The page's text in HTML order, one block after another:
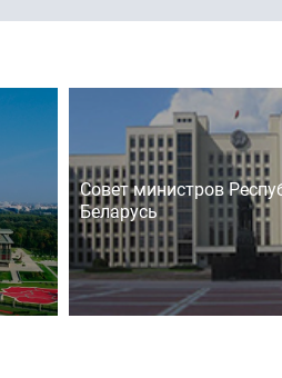
Совет министров
Беларусь